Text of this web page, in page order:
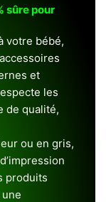
sûre pour
votre bébé,
et
les
de qualité,
ou en gris,
produits